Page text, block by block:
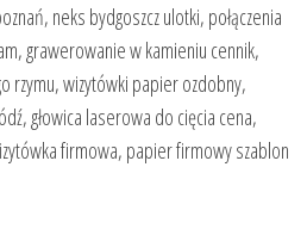
neks bydgoszcz ulotki, połączenia
grawerowanie w kamieniu cennik,
rzymu, wizytówki papier ozdobny,
głowica laserowa do cięcia cena,
firmowa, papier firmowy szablon